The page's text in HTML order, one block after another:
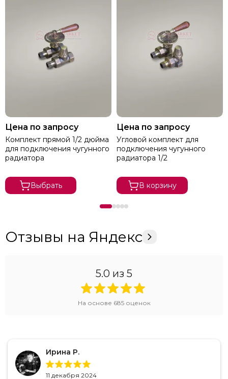
Цена по запросу
Комплект прямой 1/2 дюйма
для подключения чугунного
радиатора
Выбрать
Цена по запросу
Угловой комплект для
подключения чугунного
радиатора 1/2
В корзину
Отзывы на Яндекс
5.0 из 5
На основе 685оценок
Ирина Р.
11 декабря 2024